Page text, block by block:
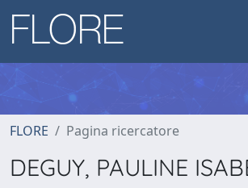
FLORE Pagina ricercatore
DEGUY, PAULINE